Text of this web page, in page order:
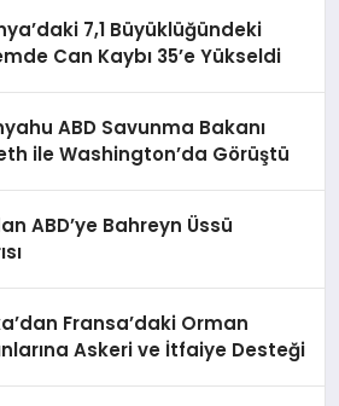
7,1 Büyüklüğündeki
Can Kaybı 35’e Yükseldi
ABD Savunma Bakanı
ile Washington’da Görüştü
ABD’ye Bahreyn Üssü
Fransa’daki Orman
Askeri ve İtfaiye Desteği